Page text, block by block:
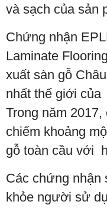
và sạch của sản
Chứng nhận
Laminate
xuất sàn gỗ
nhất thế giới của
Trong năm
chiếm khoảng
gỗ toàn cầu với
Các chứng nhận
khỏe người sử